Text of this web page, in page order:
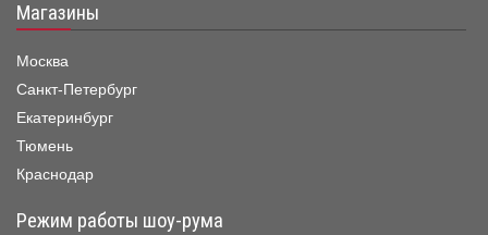
Магазины
Москва
Санкт-Петербург
Екатеринбург
Тюмень
Краснодар
Режим работы шоу-рума